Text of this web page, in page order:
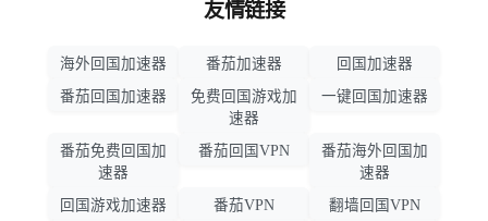
友情链接
海外回国加速器 番茄加速器
回国加速器
番茄回国加速器
免费回国游戏加
速器
一键回国加速器
番茄免费回国加
速器
番茄回国VPN
番茄海外回国加
速器
回国游戏加速器
番茄VPN 翻墙回国VPN